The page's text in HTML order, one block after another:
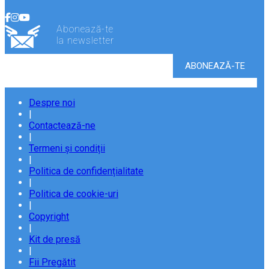
Abonează-te
la newsletter
Despre noi
|
Contactează-ne
|
Termeni și condiții
|
Politica de confidențialitate
|
Politica de cookie-uri
|
Copyright
|
Kit de presă
|
Fii Pregătit